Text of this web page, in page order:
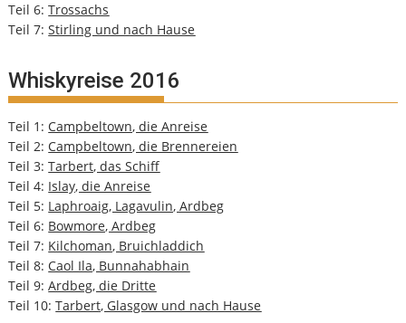
Teil 6:Trossachs
Teil 7:Stirling und nach Hause
Whiskyreise 2016
Teil 1: Campbeltown, die Anreise
Teil 2: Campbeltown, die Brennereien
Teil 3:Tarbert, das Schiff
Teil 4: Islay, die Anreise
Teil 5: Laphroaig, Lagavulin, Ardbeg
Teil 6: Bowmore, Ardbeg
Teil 7: Kilchoman, Bruichladdich
Teil 8: Caol Ila, Bunnahabhain
Teil 9:Ardbeg, die Dritte
Teil 10:Tarbert, Glasgow und nach Hause